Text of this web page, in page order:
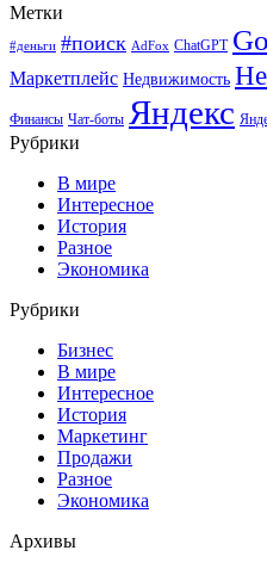
Метки
#деньги #поиск AdFox ChatGPT
Маркетплейс Недвижимость
Финансы Чат-боты Яндекс
Рубрики
В мире
Интересное
История
Разное
Экономика
Рубрики
Бизнес
В мире
Интересное
История
Маркетинг
Продажи
Разное
Экономика
Архивы